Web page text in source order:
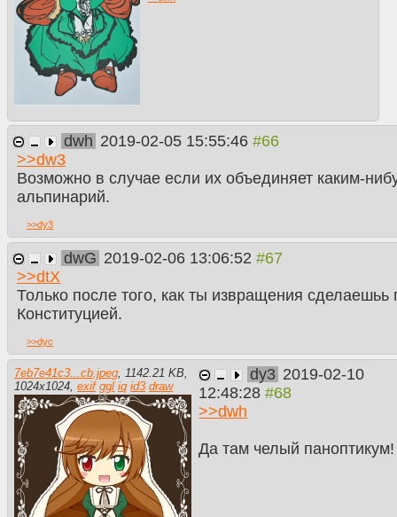
dwh 2019-02-05 15:55:46
>>dw3
Возможно в случае если их объединяет каким-
альпинарий.
>>dy3
dwG 2019-02-06 13:06:52
>>dtX
Только после того, как ты извращения сделаешьь
Конституцией.
>>dyc
7eb7e41c3...cb.jpeg 1142.21 KB
1024x1024 exif ggl iq id3 draw
dy3 2019-02-10
12:48:28
>>dwh
Да там челый паноптикум!